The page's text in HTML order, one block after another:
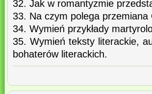
32. Jak w romantyzmie
33. Na czym polega
34. Wymień przykłady
35. Wymień teksty literackie,
bohaterów literackich.